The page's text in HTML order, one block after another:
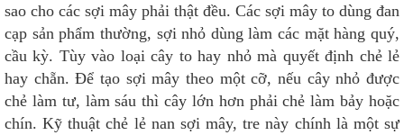
sao cho các sợi mây phải thật đều. Các sợi mây to dùng đan
cạp sản phẩm thường, sợi nhỏ dùng làm các mặt hàng quý,
cầu kỳ. Tùy vào loại cây to hay nhỏ mà quyết định chẻ lẻ
hay chẵn. Để tạo sợi mây theo một cỡ, nếu cây nhỏ được
chẻ làm tư, làm sáu thì cây lớn hơn phải chẻ làm bảy hoặc
chín. Kỹ thuật chẻ lẻ nan sợi mây, tre này chính là một sự